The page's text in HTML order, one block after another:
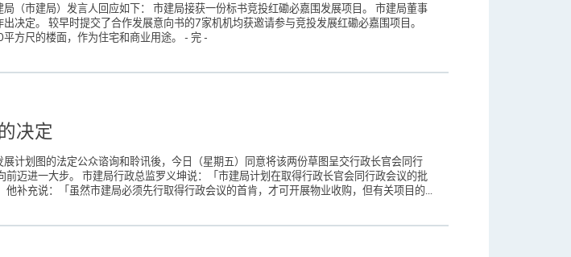
（市建局）发言人回应如下： 市建局接获一份标书竞投红磡必嘉围发展项目。 市建局董事
定。 较早时提交了合作发展意向书的7家机机均获邀请参与竞投发展红磡必嘉围项目。
方尺的楼面，作为住宅和商业用途。 - 完 -
决定
计划图的法定公众谘询和聆讯後，今日（星期五）同意将该两份草图呈交行政长官会同行
迈进一大步。 市建局行政总监罗义坤说：「市建局计划在取得行政长官会同行政会议的批
补充说：「虽然市建局必须先行取得行政会议的首肯，才可开展物业收购，但有关项目的...